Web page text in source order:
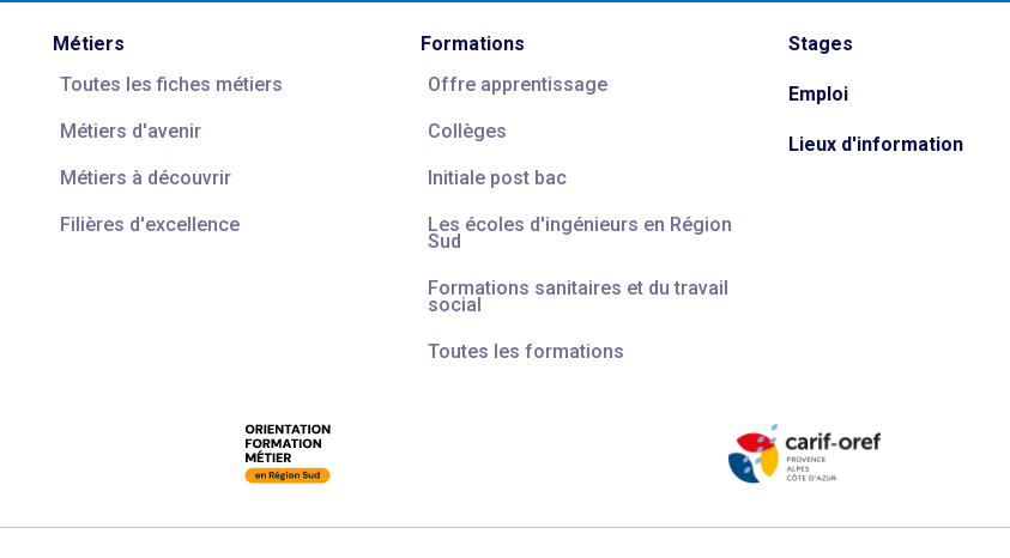
Métiers
Toutes les fiches métiers
Métiers d'avenir
Métiers à découvrir
Filières d'excellence
Formations
Offre apprentissage
Collèges
Initiale post bac
Les écoles d'ingénieurs en Région
Sud
Formations sanitaires et du travail
social
Toutes les formations
Stages
Emploi
Lieux d'information